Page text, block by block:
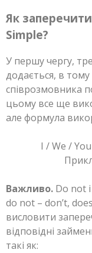
Як
Simple?
У першу чергу,
додається, в
співрозмовника
цьому все ще
але формула
I / We /
Важливо. Do not
do not – don’t,
висловити
відповідні
такі як: